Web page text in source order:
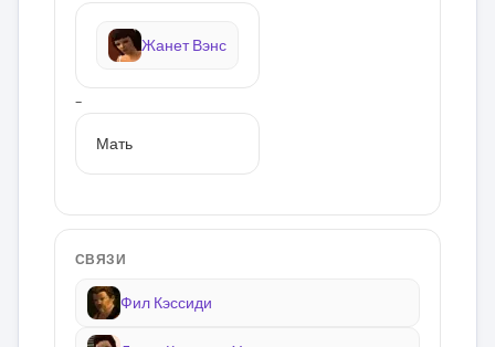
Жанет Вэнс
–
Мать
СВЯЗИ
Фил Кэссиди